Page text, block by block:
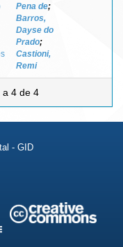
Pena de;
Barros,
Dayse do
Prado;
Castioni,
Remi
a 4 de 4
- GID